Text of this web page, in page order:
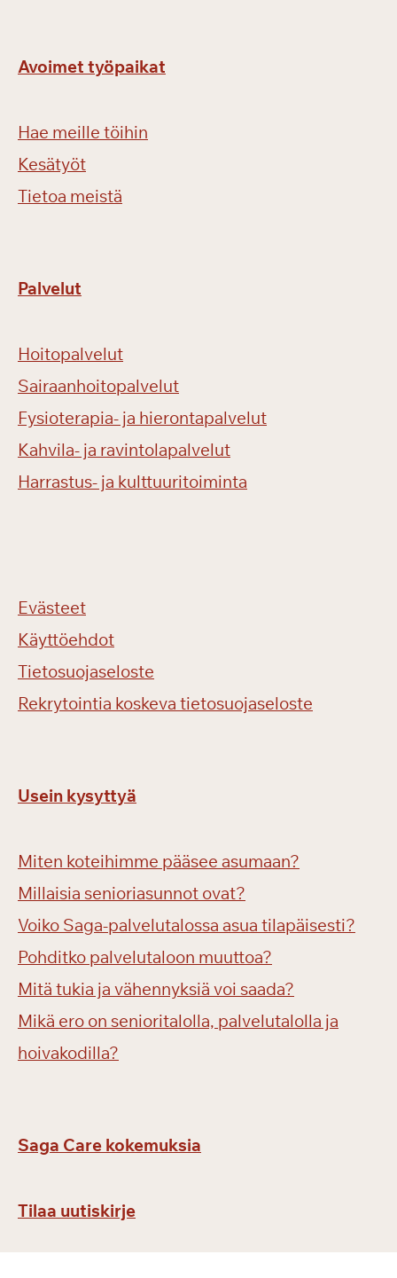
Avoimet työpaikat
Hae meille töihin
Kesätyöt
Tietoa meistä
Palvelut
Hoitopalvelut
Sairaanhoitopalvelut
Fysioterapia- ja hierontapalvelut
Kahvila- ja ravintolapalvelut
Harrastus- ja kulttuuritoiminta
Evästeet
Käyttöehdot
Tietosuojaseloste
Rekrytointia koskeva tietosuojaseloste
Usein kysyttyä
Miten koteihimme pääsee asumaan?
Millaisia senioriasunnot ovat?
Voiko Saga-palvelutalossa asua tilapäisesti?
Pohditko palvelutaloon muuttoa?
Mitä tukia ja vähennyksiä voi saada?
Mikä ero on senioritalolla, palvelutalolla ja
hoivakodilla?
Saga Care kokemuksia
Tilaa uutiskirje